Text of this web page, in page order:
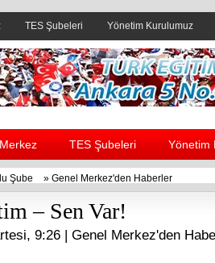
TES Şubeleri Yönetim Kurulumuz
Header yanı reklam alanı
TES Şubeleri Yönetim
Şube » Genel Merkez'den Haberler
– Sen Var!
9:26 | Genel Merkez'den